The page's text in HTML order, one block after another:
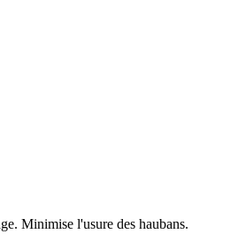
Minimise l'usure des haubans.